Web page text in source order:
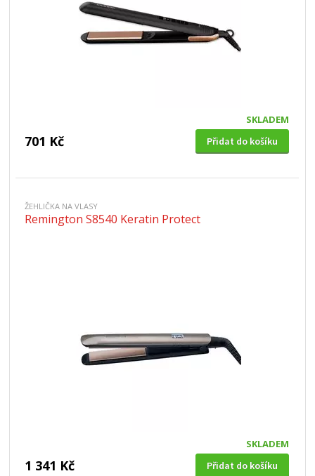
SKLADEM
701 Kč Přidat do košíku
ŽEHLIČKA NA VLASY
Remington S8540 Keratin Protect
SKLADEM
1 341 Kč Přidat do košíku